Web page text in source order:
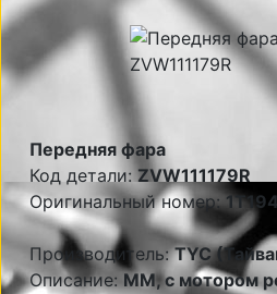
Передняя фара
Код детали: ZVW111179R
Оригинальный номер:
Производитель:TYC
Описание: MM, с мотором